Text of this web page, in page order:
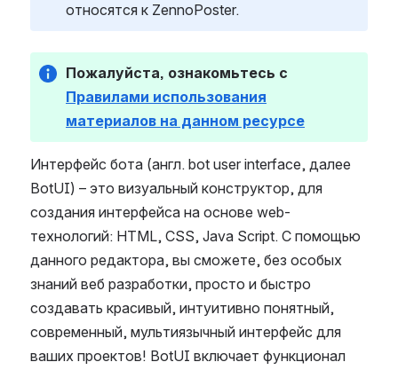
относятся к ZennoPoster.
Пожалуйста, ознакомьтесь с
Правилами использования
материалов на данном ресурсе
Интерфейс бота (англ. bot user interface, далее
BotUI) – это визуальный конструктор, для
создания интерфейса на основе web-
технологий: HTML, CSS, Java Script. С помощью
данного редактора, вы сможете, без особых
знаний веб разработки, просто и быстро
создавать красивый, интуитивно понятный,
современный, мультиязычный интерфейс для
ваших проектов! BotUI включает функционал